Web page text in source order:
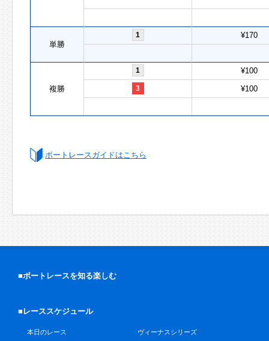
単勝
1 ¥170
複勝
1 ¥100
3 ¥100
ボートレースガイドはこちら
■ボートレースを知る楽しむ
■レーススケジュール
本日のレース
ヴィーナスシリーズ